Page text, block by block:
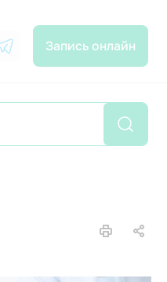
Запись онлайн